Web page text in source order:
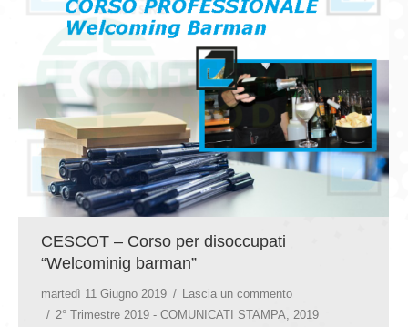
CESCOT – Corso per disoccupati
“Welcominig barman”
martedì 11 Giugno 2019
Lascia un commento
2° Trimestre 2019 - COMUNICATI STAMPA
2019